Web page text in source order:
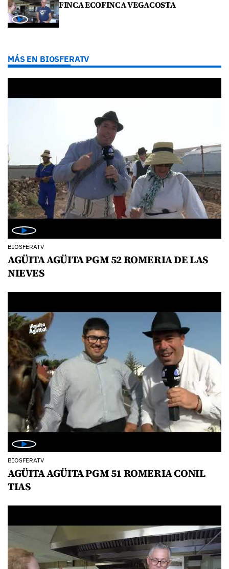
FINCA ECOFINCA VEGACOSTA
MÁS EN BIOSFERATV
BIOSFERATV
AGÜITA AGÜITA PGM 52 ROMERIA DE LAS
NIEVES
BIOSFERATV
AGÜITA AGÜITA PGM 51 ROMERIA CONIL
TIAS